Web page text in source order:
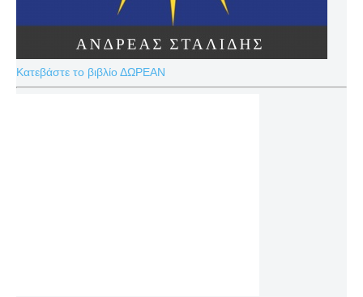
Κατεβάστε το βιβλίο ΔΩΡΕΑΝ